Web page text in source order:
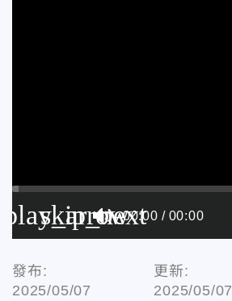
play_arrow
skip_next
00:00 00:00
發布:
2025/05/07
更新:
2025/05/07